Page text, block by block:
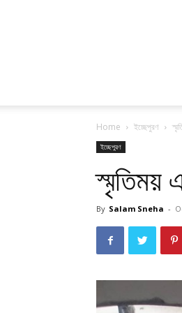
Home ইচ্ছেপুরণ
ইচ্ছেপুরণ
স্মৃতিময়
By Salam Sneha -